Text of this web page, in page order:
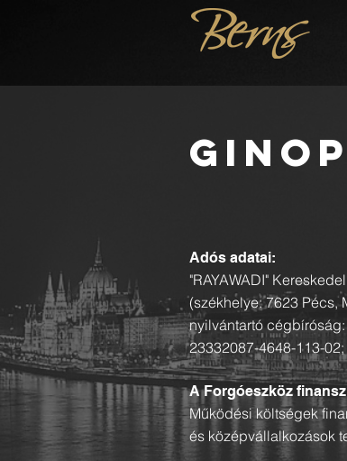
Adós adatai:
"RAYAWADI"
(székhelye: 7623 Pécs,
nyilvántartó
23332087-4648-113-
A Forgóeszköz
Működési költségek
és középvállalkozások